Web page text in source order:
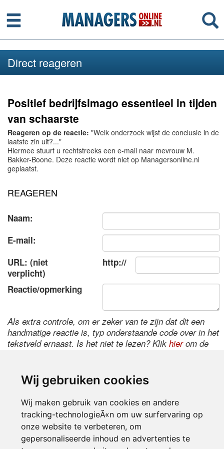
Wij gebruiken cookies
Wij maken gebruik van cookies en andere
tracking-technologieÃ«n om uw surfervaring op
onze website te verbeteren, om
gepersonaliseerde inhoud en advertenties te
Menu
Direct reageren
Positief bedrijfsimago essentieel in tijden
van schaarste
Reageren op de reactie: "Welk onderzoek wijst de conclusie in de
laatste zin uit?..."
Hiermee stuurt u rechtstreeks een e-mail naar mevrouw M.
Bakker-Boone. Deze reactie wordt niet op Managersonline.nl
geplaatst.
REAGEREN
Naam:
E-mail:
URL: (niet
verplicht)
http://
Reactie/opmerking
Als extra controle, om er zeker van te zijn dat dit een
handmatige reactie is, typ onderstaande code over in het
tekstveld ernaast. Is het niet te lezen? Klik hierom de